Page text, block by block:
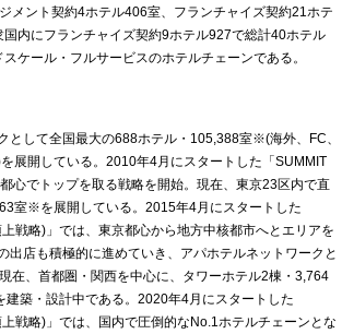
メント契約4ホテル406室、フランチャイズ契約21ホテ
国内にフランチャイズ契約9ホテル927で総計40ホテル
ケール・フルサービスのホテルチェーンである。
として全国最大の688ホテル・105,388室※(海外、FC、
展開している。2010年4月にスタートした「SUMMIT
心でトップを取る戦略を開始。現在、東京23区内で直
室※を展開している。2015年4月にスタートした
戦略)」では、東京都心から地方中核都市へとエリアを
出店も積極的に進めていき、アパホテルネットワークと
在、首都圏・関西を中心に、タワーホテル2棟・3,764
築・設計中である。2020年4月にスタートした
戦略)」では、国内で圧倒的なNo.1ホテルチェーンとな